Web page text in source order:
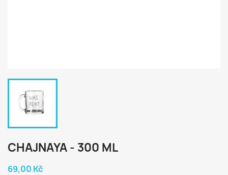
CHAJNAYA - 300 ML
69,00 Kč